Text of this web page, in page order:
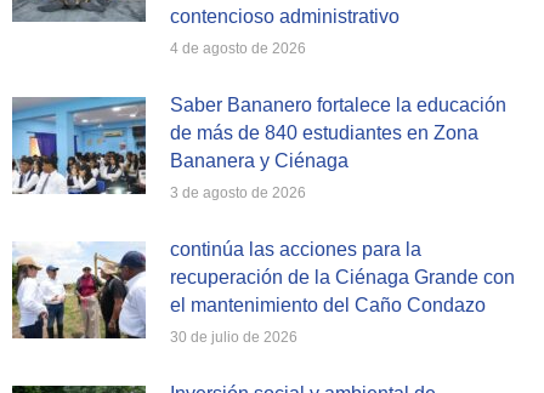
contencioso administrativo
4 de agosto de 2026
Saber Bananero fortalece la educación
de más de 840 estudiantes en Zona
Bananera y Ciénaga
3 de agosto de 2026
continúa las acciones para la
recuperación de la Ciénaga Grande con
el mantenimiento del Caño Condazo
30 de julio de 2026